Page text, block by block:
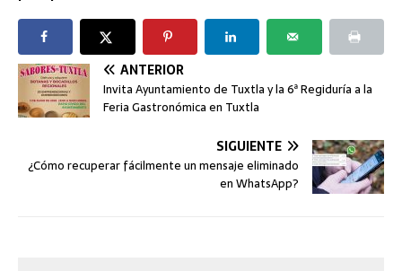
ANTERIOR
Invita Ayuntamiento de Tuxtla y la 6ª Regiduría a la
Feria Gastronómica en Tuxtla
SIGUIENTE
¿Cómo recuperar fácilmente un mensaje eliminado
en WhatsApp?